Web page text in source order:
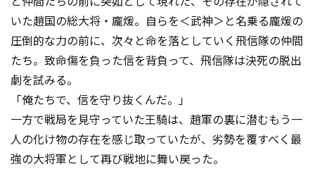
いた趙国の総大将・龐煖。自らを＜武神＞と名乗る龐煖の
圧倒的な力の前に、次々と命を落としていく飛信隊の仲間
たち。致命傷を負った信を背負って、飛信隊は決死の脱出
劇を試みる。
「俺たちで、信を守り抜くんだ――。」
一方で戦局を見守っていた王騎は、趙軍の裏に潜むもう一
人の化け物の存在を感じ取っていたが、劣勢を覆すべく最
強の大将軍として再び戦地に舞い戻った。